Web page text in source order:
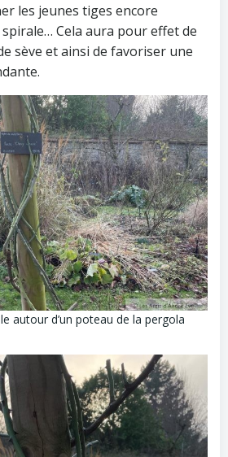
les jeunes tiges encore
Cela aura pour effet de
sève et ainsi de favoriser une
autour d’un poteau de la pergola